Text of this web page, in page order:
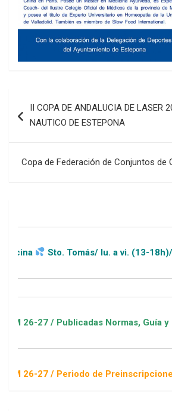
de
II COPA DE ANDALUCIA DE LASER
NAUTICO DE ESTEPONA
Copa de Federación de Conjuntos de
Sto. Tomás/ lu. a vi. (13-18h)/ sa.-
/ Publicadas Normas, Guía y
/ Periodo de Preinscripciones del